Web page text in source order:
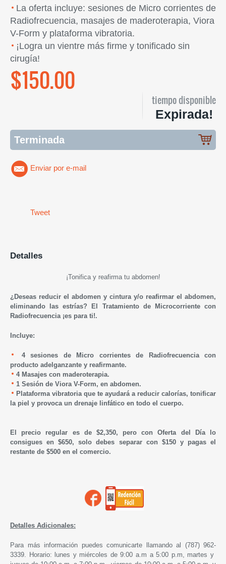
La oferta incluye: sesiones de Micro corrientes de
Radiofrecuencia, masajes de maderoterapia, Viora
V-Form y plataforma vibratoria.
¡Logra un vientre más firme y tonificado sin
cirugía!
$150.00
tiempo disponible
Expirada!
Terminada
Enviar por e-mail
Tweet
Detalles
¡Tonifica y reafirma tu abdomen!
¿Deseas reducir el abdomen y cintura y/o reafirmar el abdomen,
eliminando las estrías? El Tratamiento de Microcorriente con
Radiofrecuencia ¡es para ti!.
Incluye:
4 sesiones de Micro corrientes de Radiofrecuencia con
producto adelganzante y reafirmante.
4 Masajes con maderoterapia.
1 Sesión de Viora V-Form, en abdomen.
Plataforma vibratoria que te ayudará a reducir calorías, tonificar
la piel y provoca un drenaje linfático en todo el cuerpo.
El precio regular es de $2,350, pero con Oferta del Día lo
consigues en $650, solo debes separar con $150 y pagas el
restante de $500 en el comercio.
Detalles Adicionales:
Para más información puedes comunicarte llamando al (787) 962-
3339. Horario: lunes y miércoles de 9:00 a.m a 5:00 p.m, martes y